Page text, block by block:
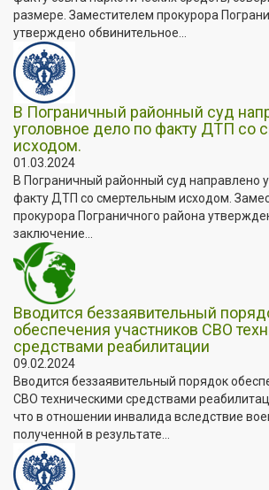
размере. Заместителем прокурора
утверждено обвинительное...
В Пограничный районный суд
уголовное дело по факту ДТП со
исходом.
01.03.2024
В Пограничный районный суд направлено
факту ДТП со смертельным исходом.
прокурора Пограничного района
заключение...
Вводится беззаявительный
обеспечения участников СВО
средствами реабилитации
09.02.2024
Вводится беззаявительный порядок
СВО техническими средствами
что в отношении инвалида вследствие
полученной в результате...